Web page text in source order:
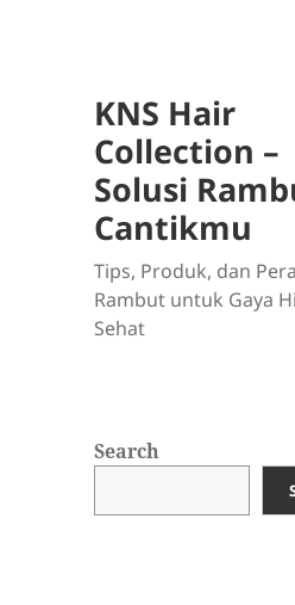
KNS Hair
Collection –
Solusi
Cantikmu
Tips, Produk, dan
Rambut untuk Gaya
Sehat
Search